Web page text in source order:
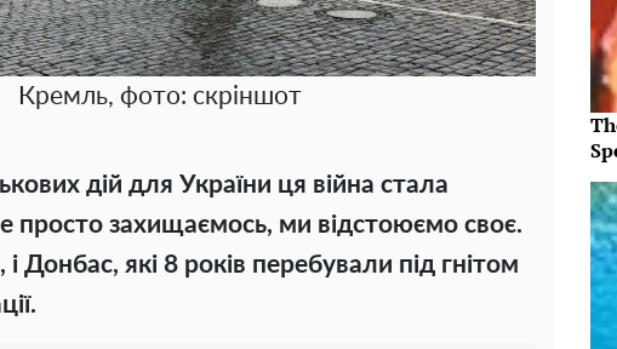
Кремль, фото: скріншот
дій для України ця війна стала
просто захищаємось, ми відстоюємо своє.
Донбас, які 8 років перебували під гнітом